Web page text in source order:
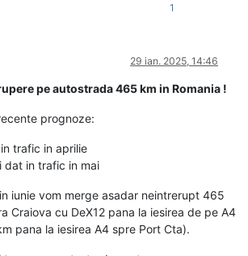
1
29 ian. 2025, 14:46
pe autostrada 465 km in Romania !
prognoze:
trafic in aprilie
dat in trafic in mai
iunie vom merge asadar neintrerupt 465
Craiova cu DeX12 pana la iesirea de pe A4
pana la iesirea A4 spre Port Cta).